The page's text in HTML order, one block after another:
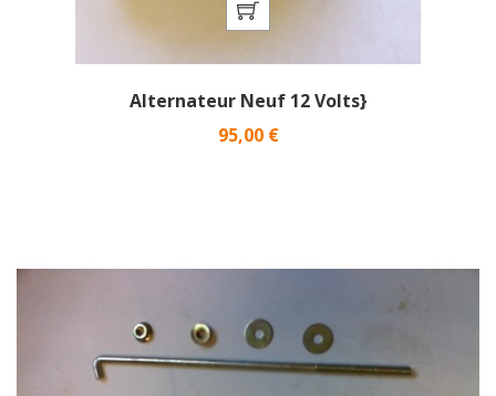
Alternateur Neuf 12 Volts}
Prix
95,00 €